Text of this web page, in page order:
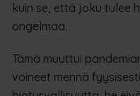
kuin se, että joku tulee
ongelmaa.
Tämä muuttui
voineet mennä